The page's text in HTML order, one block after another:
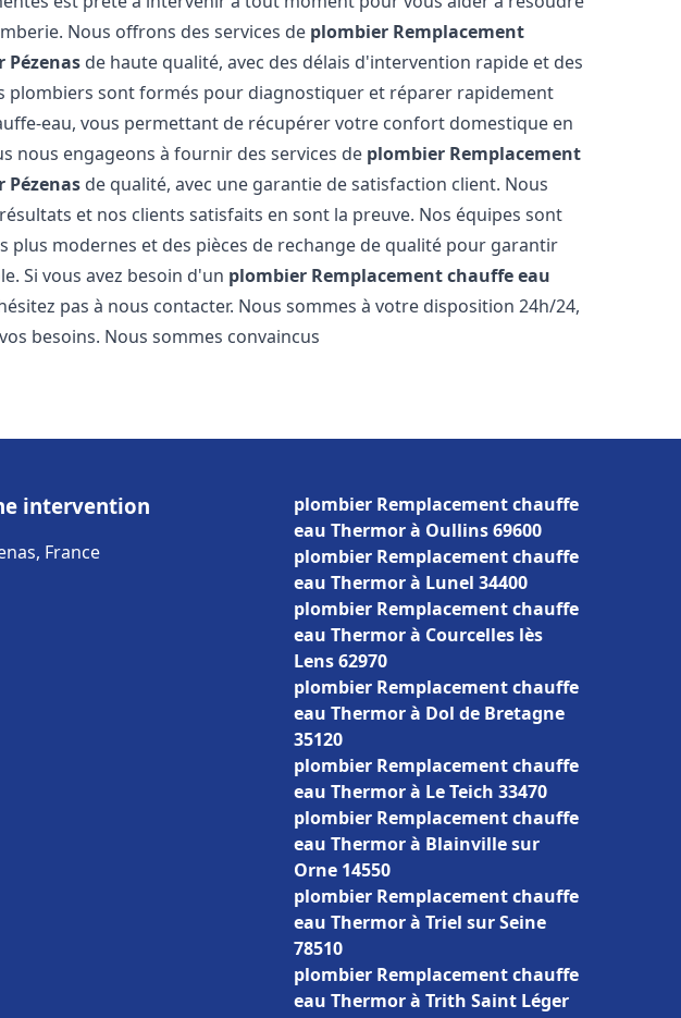
Nous offrons des services de plombier Remplacement
Pézenas de haute qualité, avec des délais d'intervention rapide et des
plombiers sont formés pour diagnostiquer et réparer rapidement
eau, vous permettant de récupérer votre confort domestique en
nous engageons à fournir des services de plombier Remplacement
Pézenas de qualité, avec une garantie de satisfaction client. Nous
et nos clients satisfaits en sont la preuve. Nos équipes sont
plus modernes et des pièces de rechange de qualité pour garantir
Si vous avez besoin d'un plombier Remplacement chauffe eau
pas à nous contacter. Nous sommes à votre disposition 24h/24,
besoins. Nous sommes convaincus
intervention
France
plombier Remplacement chauffe
eau Thermor à Oullins 69600
plombier Remplacement chauffe
eau Thermor à Lunel 34400
plombier Remplacement chauffe
eau Thermor à Courcelles lès
Lens 62970
plombier Remplacement chauffe
eau Thermor à Dol de Bretagne
35120
plombier Remplacement chauffe
eau Thermor à Le Teich 33470
plombier Remplacement chauffe
eau Thermor à Blainville sur
Orne 14550
plombier Remplacement chauffe
eau Thermor à Triel sur Seine
78510
plombier Remplacement chauffe
eau Thermor à Trith Saint Léger